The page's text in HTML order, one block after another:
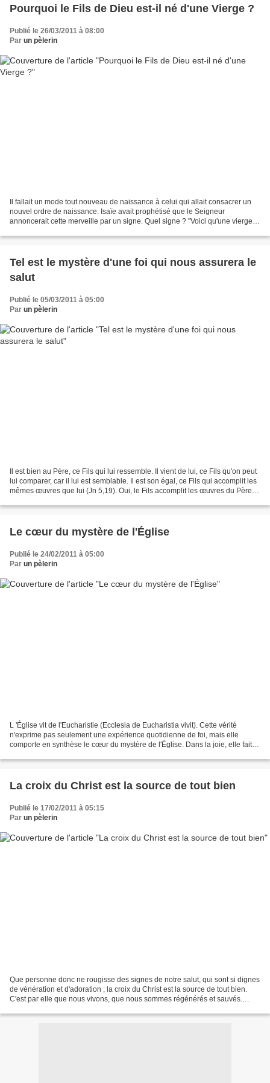
Pourquoi le Fils de Dieu est-il né d'une Vierge ?
Publié le 26/03/2011 à 08:00
Par un pèlerin
Il fallait un mode tout nouveau de naissance à celui qui allait consacrer un
nouvel ordre de naissance. Isaïe avait prophétisé que le Seigneur
annoncerait cette merveille par un signe. Quel signe ? "Voici qu'une vierge
Tel est le mystère d'une foi qui nous assurera le
salut
Publié le 05/03/2011 à 05:00
Par un pèlerin
Il est bien au Père, ce Fils qui lui ressemble. Il vient de lui, ce Fils qu'on peut
lui comparer, car il lui est semblable. Il est son égal, ce Fils qui accomplit les
mêmes œuvres que lui (Jn 5,19). Oui, le Fils accomplit les œuvres du Père ;
Le cœur du mystère de l'Église
Publié le 24/02/2011 à 05:00
Par un pèlerin
L 'Église vit de l'Eucharistie (Ecclesia de Eucharistia vivit). Cette vérité
n'exprime pas seulement une expérience quotidienne de foi, mais elle
comporte en synthèse le cœur du mystère de l'Église. Dans la joie, elle fait
La croix du Christ est la source de tout bien
Publié le 17/02/2011 à 05:15
Par un pèlerin
Que personne donc ne rougisse des signes de notre salut, qui sont si dignes
de vénération et d'adoration ; la croix du Christ est la source de tout bien.
C'est par elle que nous vivons, que nous sommes régénérés et sauvés.